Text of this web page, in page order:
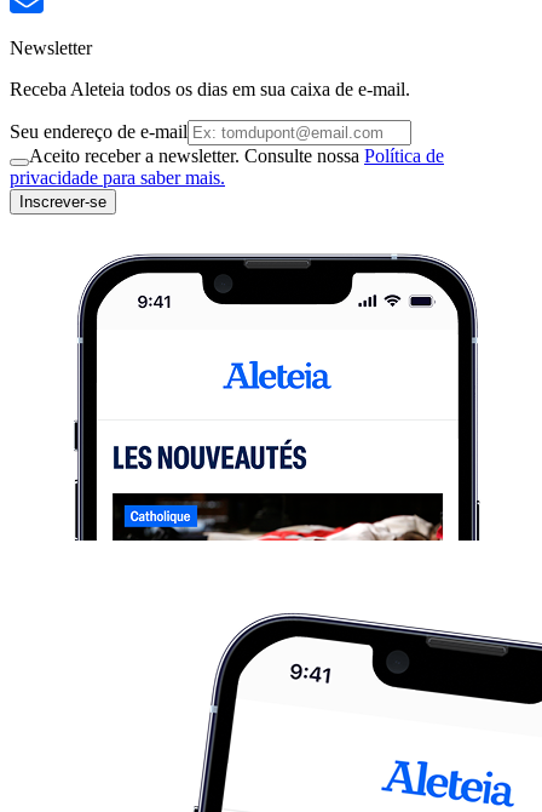
Newsletter
Receba Aleteia todos os dias em sua caixa de e-mail.
Seu endereço de e-mail
Aceito receber a newsletter. Consulte nossa Política de
privacidade para saber mais.
Inscrever-se